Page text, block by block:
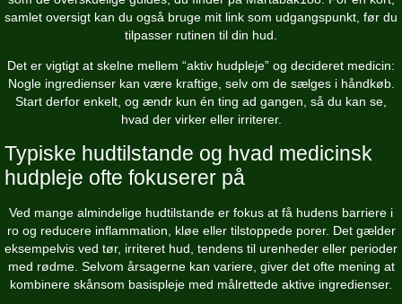
samlet oversigt kan du også bruge mit link som udgangspunkt, før du
tilpasser rutinen til din hud.
Det er vigtigt at skelne mellem “aktiv hudpleje” og decideret medicin:
Nogle ingredienser kan være kraftige, selv om de sælges i håndkøb.
Start derfor enkelt, og ændr kun én ting ad gangen, så du kan se,
hvad der virker eller irriterer.
Typiske hudtilstande og hvad medicinsk
hudpleje ofte fokuserer på
Ved mange almindelige hudtilstande er fokus at få hudens barriere i
ro og reducere inflammation, kløe eller tilstoppede porer. Det gælder
eksempelvis ved tør, irriteret hud, tendens til urenheder eller perioder
med rødme. Selvom årsagerne kan variere, giver det ofte mening at
kombinere skånsom basispleje med målrettede aktive ingredienser.